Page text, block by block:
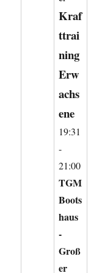
Kraf
ttrai
ning
Erw
achs
ene
19:31
-
21:00
TGM
Boots
haus
-
Groß
er